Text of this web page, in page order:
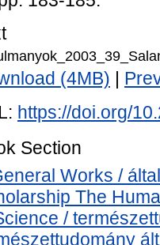
(4MB)
https://doi.org/
Section
Works /
The
/